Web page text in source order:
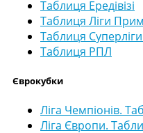
Таблиця Ередівізі
Таблиця Ліги
Таблиця
Таблиця РПЛ
Єврокубки
Ліга Чемпіонів.
Ліга Європи.